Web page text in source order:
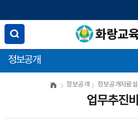
정보공개
정보공개 정보공개자료실
업무추진비